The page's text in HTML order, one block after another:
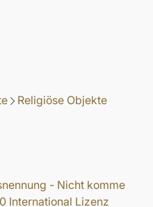
Religiöse Objekte
- Nicht komme
International Lizenz